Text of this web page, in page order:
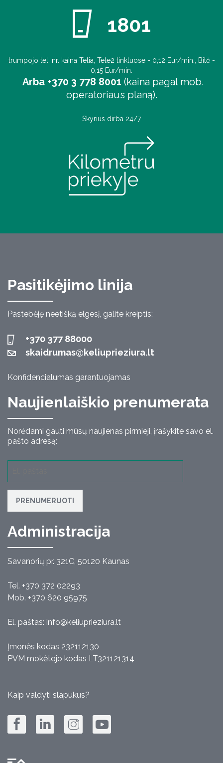
1801
trumpojo tel. nr. kaina Telia, Tele2 tinkluose - 0,12 Eur/min., Bitė -
0,15 Eur/min.
Arba +370 3 778 8001 (kaina pagal mob.
operatoriaus planą).
Skyrius dirba 24/7
Pasitikėjimo linija
Pastebėję neetišką elgesį, galite kreiptis:
+370 377 88000
skaidrumas@keliuprieziura.lt
Konfidencialumas garantuojamas
Naujienlaiškio prenumerata
Norėdami gauti mūsų naujienas pirmieji, įrašykite savo el.
pašto adresą:
PRENUMERUOTI
Administracija
Savanorių pr. 321C, 50120 Kaunas
Tel. +370 372 02293
Mob. +370 620 95975
El. paštas: info@keliuprieziura.lt
Įmonės kodas 232112130
PVM mokėtojo kodas LT321121314
Kaip valdyti slapukus?